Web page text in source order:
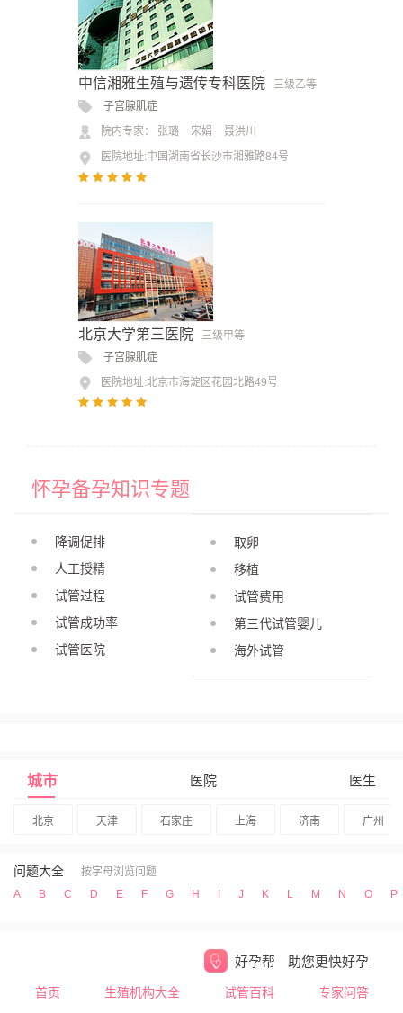
中信湘雅生殖与遗传专科医院
三级乙等
子宫腺肌症
院内专家： 张璐 宋娟 聂洪川
医院地址:中国湖南省长沙市湘雅路84号
北京大学第三医院
三级甲等
子宫腺肌症
医院地址:北京市海淀区花园北路49号
怀孕备孕知识专题
降调促排
人工授精
试管过程
试管成功率
试管医院
取卵
移植
试管费用
第三代试管婴儿
海外试管
城市 医院 医生
北京 天津 石家庄 上海 济南 广州
问题大全
按字母浏览问题
A
B C D E F G H J K L M N O P
好孕帮 助您更快好孕
首页 生殖机构大全 试管百科 专家问答